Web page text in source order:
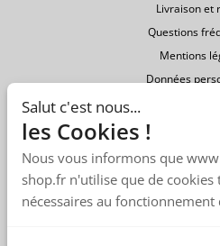
Livraison et
Questions
Mentions
Données
Conditions
Salut c'est nous...
les Cookies !
Nous vous informons que
shop.fr n'utilise que de cookies
nécessaires au fonctionnement